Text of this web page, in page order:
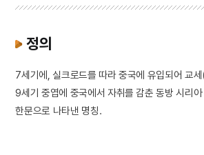
정의
7세기에, 실크로드를 따라 중국에 유입되어 교
9세기 중엽에 중국에서 자취를 감춘 동방 시리
한문으로 나타낸 명칭.